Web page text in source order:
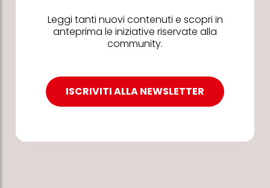
Leggi tanti nuovi contenuti e scopri in
anteprima le iniziative riservate alla
community.
ISCRIVITI ALLA NEWSLETTER